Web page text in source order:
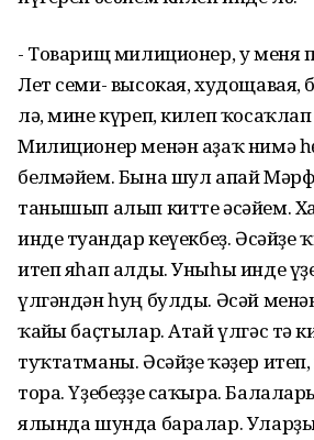
- Товарищ милиционер, у меня
Лет семи- высокая, худощавая,
лә, мине күреп, килеп
Милиционер менән аҙаҡ нимә
белмәйем. Бына шул апай
танышып алып китте әсәйем.
инде туғандар кеүекбеҙ. Әсәйҙе
итеп яһап алды. Уныһы инде
үлгәндән һуң булды. Әсәй
ҡайғы баҫтылар. Атай үлгәс тә
туҡтатманы. Әсәйҙе ҡәҙер
тора. Үҙебеҙҙе саҡыра.
ялында шунда баралар. Уларҙы